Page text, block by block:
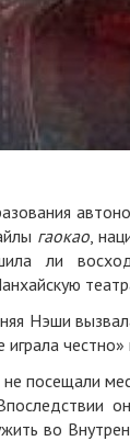
гаокао,
ли
Нэши
посещали
во